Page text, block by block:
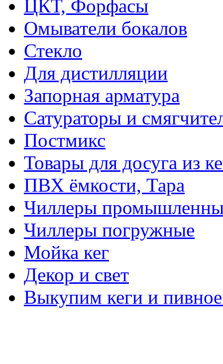
ЦКТ, Форфасы
Омыватели бокалов
Стекло
Для дистилляции
Запорная арматура
Сатураторы и
Постмикс
Товары для досуга из
ПВХ ёмкости, Тара
Чиллеры
Чиллеры погружные
Мойка кег
Декор и свет
Выкупим кеги и